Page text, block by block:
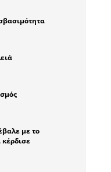
με το
κέρδισε